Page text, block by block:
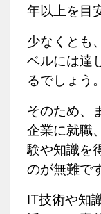
年以上を目
少なくとも
ベルには達
るでしょう。
そのため、
企業に就職
験や知識を
のが無難で
IT技術や知